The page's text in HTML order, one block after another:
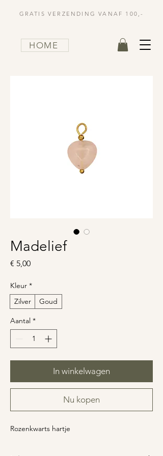
GRATIS VERZENDING VANAF 100,-
HOME
Madelief
€ 5,00Prijs
Kleur *
Zilver
Goud
Aantal *
In winkelwagen
Nu kopen
Rozenkwarts hartje